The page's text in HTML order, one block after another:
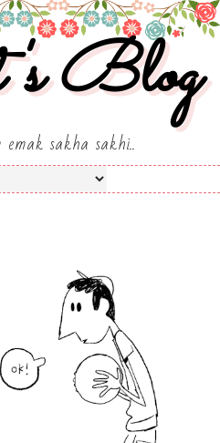
Blog
sakha sakhi..